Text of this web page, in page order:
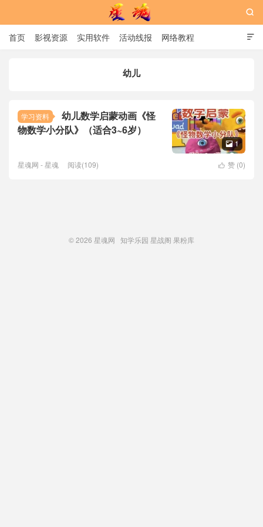

首页 影视资源 实用软件 活动线报 网络教程

幼儿
学习资料
幼儿数学启蒙动画《怪
物数学小分队》（适合3~6岁）
 1
 赞 (0)
星魂网 - 星魂 阅读(109)
© 2026 星魂网 知学乐园 星战阁 果粉库